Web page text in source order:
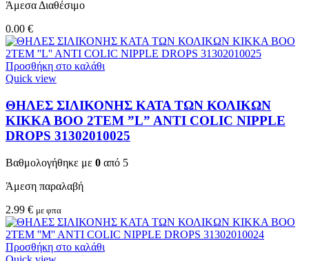
Άμεσα Διαθέσιμο
0.00 €
Προσθήκη στο καλάθι
Quick view
ΘΗΛΕΣ ΣΙΛΙΚΟΝΗΣ ΚΑΤΑ ΤΩΝ ΚΟΛΙΚΩΝ
KIKKA BOO 2TEM ”L” ANTI COLIC NIPPLE
DROPS 31302010025
Βαθμολογήθηκε με 0 από 5
Άμεση παραλαβή
2.99 € με φπα
Προσθήκη στο καλάθι